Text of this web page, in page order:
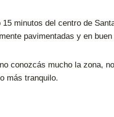
minutos del centro de
pavimentadas y en
conozcás mucho la zona,
más tranquilo.